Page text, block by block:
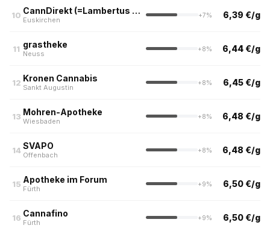
10 CannDirekt (=Lambertus Apotheke)
Euskirchen
+7% 6,39 €/g
11 grastheke
Neuss
+8% 6,44 €/g
12 Kronen Cannabis
Sankt Augustin
+8% 6,45 €/g
13 Mohren-Apotheke
Wiesbaden
+8% 6,48 €/g
14 SVAPO
Offenbach
+8% 6,48 €/g
15 Apotheke im Forum
Fürth
+9% 6,50 €/g
16 Cannafino
Fürth
+9% 6,50 €/g